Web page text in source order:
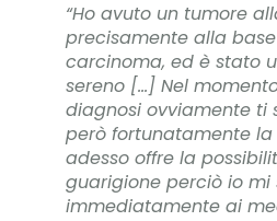
“Ho avuto un tumore
precisamente alla
carcinoma, ed è stato
sereno […] Nel
diagnosi ovviamente ti
però fortunatamente
adesso offre la
guarigione perciò io mi
immediatamente ai